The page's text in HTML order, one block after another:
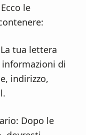
le
tua lettera
di
indirizzo,
Dopo le